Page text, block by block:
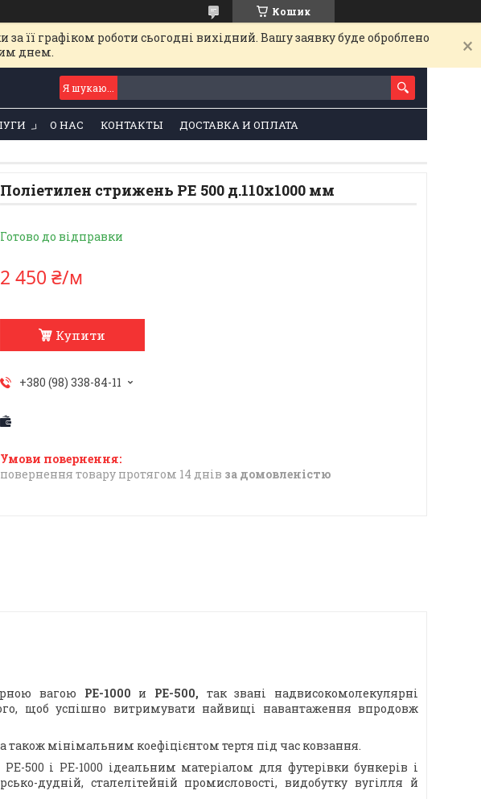
Кошик
її графіком роботи сьогодні вихідний. Вашу заявку буде оброблено
днем.
О НАС КОНТАКТЫ ДОСТАВКА И ОПЛАТА
Поліетилен стрижень РЕ 500 д.110х1000 мм
Готово до відправки
2 450 ₴/м
Купити
+380 (98) 338-84-11
повернення товару протягом 14 днів за домовленістю
вагою РЕ-1000 и PE-500, так звані надвисокомолекулярні
щоб успішно витримувати найвищі навантаження впродовж
також мінімальним коефіцієнтом тертя під час ковзання.
500 і РЕ-1000 ідеальним матеріалом для футерівки бункерів і
дудній, сталелітейній промисловості, видобутку вугілля й